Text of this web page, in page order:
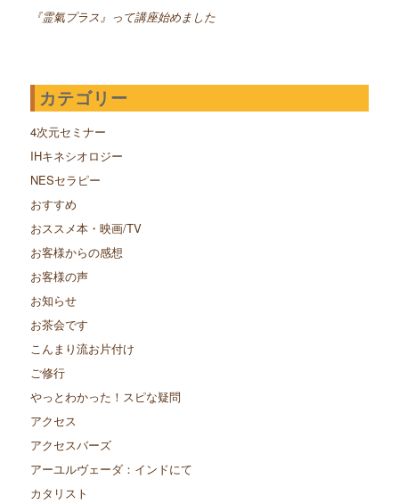
『霊氣プラス』って講座始めました
カテゴリー
4次元セミナー
IHキネシオロジー
NESセラピー
おすすめ
おススメ本・映画/TV
お客様からの感想
お客様の声
お知らせ
お茶会です
こんまり流お片付け
ご修行
やっとわかった！スピな疑問
アクセス
アクセスバーズ
アーユルヴェーダ：インドにて
カタリスト